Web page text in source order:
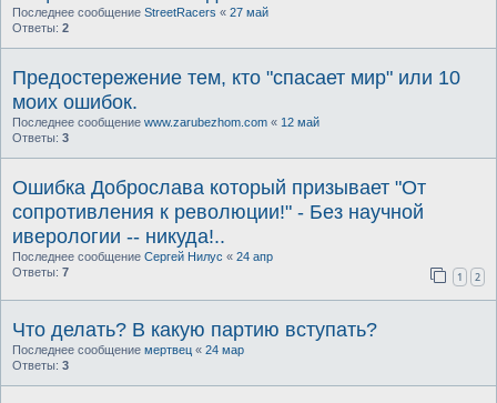
Последнее сообщение StreetRacers « 27 май
Ответы: 2
Предостережение тем, кто "спасает мир" или 10
моих ошибок.
Последнее сообщение www.zarubezhom.com « 12 май
Ответы: 3
Ошибка Доброслава который призывает "От
сопротивления к революции!" - Без научной
иверологии -- никуда!..
Последнее сообщение Сергей Нилус « 24 апр
Ответы: 7 1 2
Что делать? В какую партию вступать?
Последнее сообщение мертвец « 24 мар
Ответы: 3